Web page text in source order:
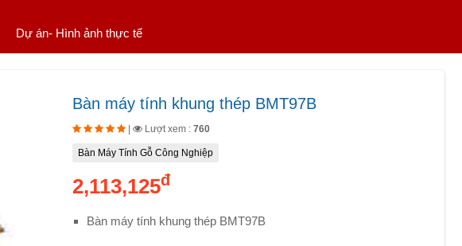
Dự án- Hình ảnh thực tế
Bàn máy tính khung thép BMT97B
Lượt xem :760
Bàn Máy Tính Gỗ Công Nghiệp
2,113,125đ
Bàn máy tính khung thép BMT97B